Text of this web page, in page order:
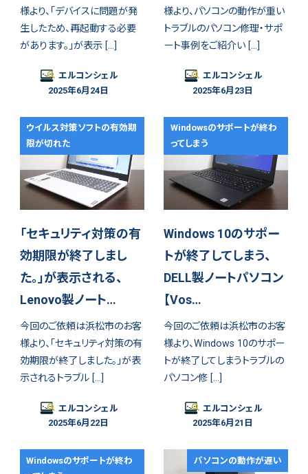
様より、「デバイスに問題が発
生したため、再起動する必要
があります。」が表示 […]
エルコンシェル
2025年6月24日
様より、パソコンの動作が重い
トラブルのパソコン修理・サポ
ート事例をご紹介い […]
エルコンシェル
2025年6月23日
ウイルス対策ソフトの有効期
限が切れた
「セキュリティ対策の有
効期限が終了しまし
た。」が表示される、
Lenovo製ノート…
今回のご依頼は浜松市のお客
様より、「セキュリティ対策の有
効期限が終了しました。」が表
示されるトラブル […]
エルコンシェル
2025年6月22日
Windowsのサポートが終わ
ってしまう
Windows 10のサポー
トが終了してしまう、
DELL製ノートパソコン
【Vos…
今回のご依頼は浜松市のお客
様より、Windows 10のサポー
トが終了してしまうトラブルの
パソコン修 […]
エルコンシェル
2025年6月21日
Windowsのサポートが終わ
パソコンの動作が遅い